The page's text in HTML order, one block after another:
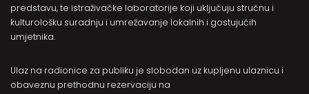
predstavu, te istraživačke laboratorije koji uključuju stručnu i
kulturološku suradnju i umrežavanje lokalnih i gostujućih
umjetnika.
Ulaz na radionice za publiku je slobodan uz kupljenu ulaznicu i
obaveznu prethodnu rezervaciju na